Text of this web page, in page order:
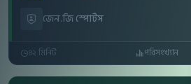
জেন.জি স্পোর্টস
৪২ মিনিট পরিসংখ্যান